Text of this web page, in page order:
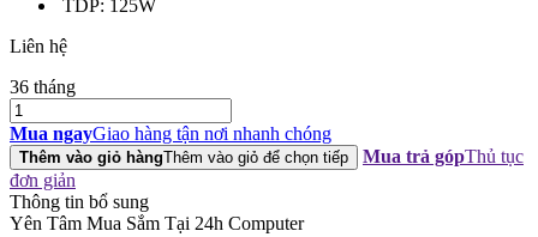
TDP: 125W
Liên hệ
36 tháng
CPU
INTEL
Core™
I7-
14700KF
(
Mua ngayGiao hàng tận nơi nhanh chóng
Thêm vào giỏ hàngThêm vào giỏ để chọn tiếp Mua trả gópThủ tục
đơn giản
Thông tin bổ sung
Yên Tâm Mua Sắm Tại 24h Computer